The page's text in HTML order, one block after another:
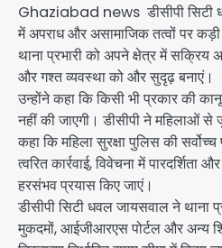
Ghaziabad news डीसीपी सिटी
में अपराध और असामाजिक तत्वों पर कड़ी
थाना प्रभारी को अपने क्षेत्र में सक्रिय
और गश्त व्यवस्था को और सुदृढ़ बनाएं।
उन्होंने कहा कि किसी भी प्रकार की
नहीं की जाएगी। डीसीपी ने महिलाओं से
कहा कि महिला सुरक्षा पुलिस की
त्वरित कार्रवाई, विवेचना में पारदर्शिता
हरसंभव प्रयास किए जाएं।
डीसीपी सिटी धवल जायसवाल ने थाना
मुकदमों, आईजीआरएस पोर्टल और अन्य